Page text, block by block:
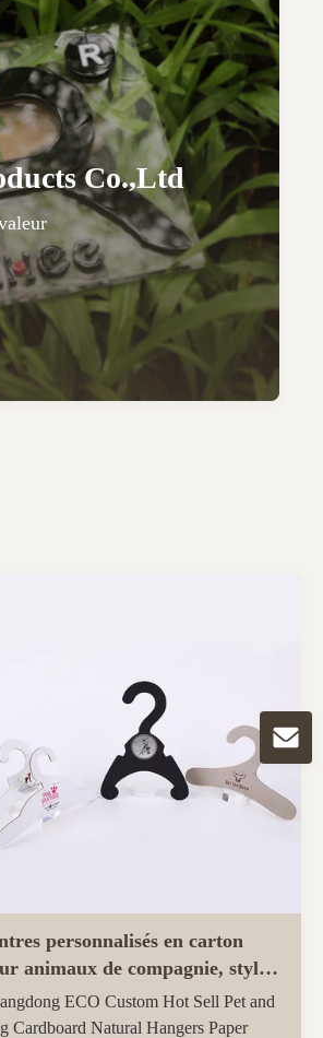
Co.,Ltd
personnalisés en carton
animaux de compagnie, style
pour chien, certifiés
ECO Custom Hot Sell Pet and
Cardboard Natural Hangers Paper